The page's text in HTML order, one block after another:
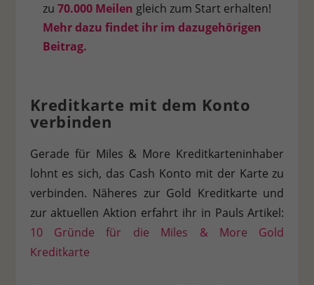
zu 70.000 Meilen gleich zum Start erhalten!
Mehr dazu findet ihr im dazugehörigen
Beitrag.
Kreditkarte mit dem Konto
verbinden
Gerade für Miles & More Kreditkarteninhaber
lohnt es sich, das Cash Konto mit der Karte zu
verbinden. Näheres zur Gold Kreditkarte und
zur aktuellen Aktion erfahrt ihr in Pauls Artikel:
10 Gründe für die Miles & More Gold
Kreditkarte